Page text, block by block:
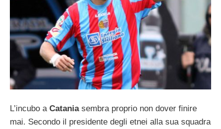
L’incubo a Catania sembra proprio non dover finire
mai. Secondo il presidente degli etnei alla sua squadra